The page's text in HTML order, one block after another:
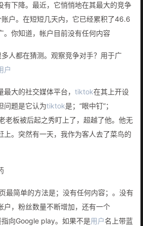
有下降。最近，它悄悄地在其最大的竞争
账户。在短短几天内，它已经累积了46.6
。你知道，帐户目前没有任何内容
人都在猜测。观察竞争对手？用于广
户
大的社交媒体平台， tiktok在其上开设
问题是它认为tiktok是；“眼中钉”；
老板被后起之秀盯上了，超越了他。他无
上。突然有一天，我作为客人去了菜鸟的
最简单的方法是；没有任何内容；。没有
户，粉丝数量不断增加，还有一个
指向Google play。如果不是用户名上带蓝